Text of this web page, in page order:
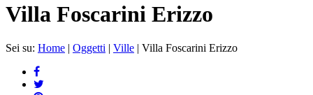
Villa Foscarini Erizzo
Sei su: Home | Oggetti | Ville | Villa Foscarini Erizzo